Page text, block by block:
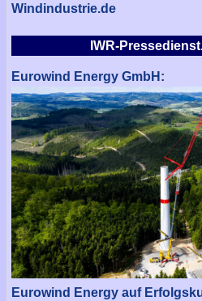
Windindustrie.de
IWR-
Eurowind Energy GmbH:
Eurowind Energy auf